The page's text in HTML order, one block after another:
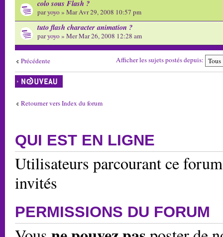
colo sous Flash ?
paryoyo» Mar Avr 29, 2008 10:57 pm
tuto flash character animation ?
paryoyo» Mer Mar 26, 2008 12:28 am
Précédente Afficher les sujets postés depuis:
Écrire un nouveau
sujet
Retourner vers Index du forum
QUI EST EN LIGNE
Utilisateurs parcourant ce
invités
PERMISSIONS DU FORUM